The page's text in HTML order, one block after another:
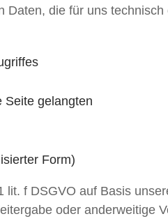
die für uns
Seite gelangten
Form)
lit. f DSGVO auf Basis
oder anderweitige